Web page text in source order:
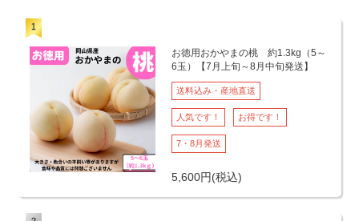
お徳用おかやまの桃 約1.3kg（5～
6玉）【7月上旬～8月中旬発送】
送料込み・産地直送
人気です！ お得です！
7・8月発送
5,600円(税込)